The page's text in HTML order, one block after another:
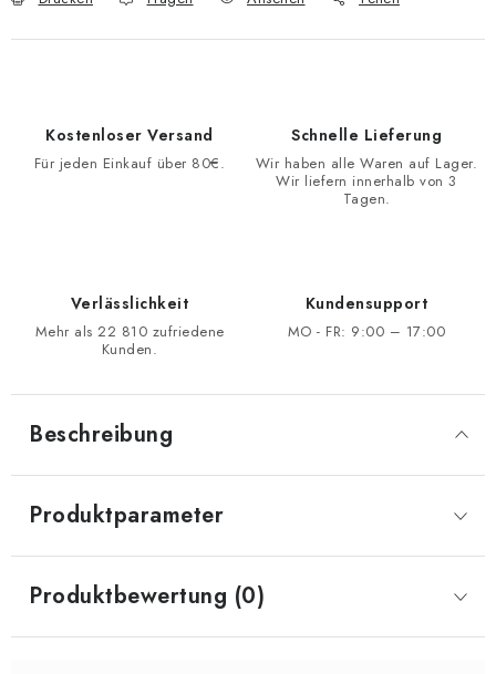
Kostenloser Versand
Für jeden Einkauf über 80€.
Schnelle Lieferung
Wir haben alle Waren auf Lager.
Wir liefern innerhalb von 3
Tagen.
Verlässlichkeit
Mehr als 22 810 zufriedene
Kunden.
Kundensupport
MO - FR: 9:00 – 17:00
Beschreibung
Produktparameter
Produktbewertung (0)